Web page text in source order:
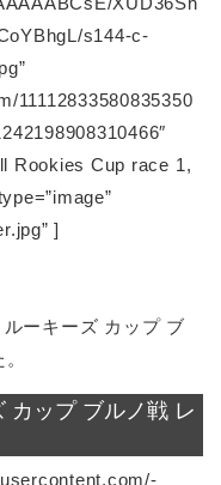
s144-c-
11112833580835350
Rookies Cup race 1,
]
ーキーズ カップ ブ
カップ ブルノ戦 レ